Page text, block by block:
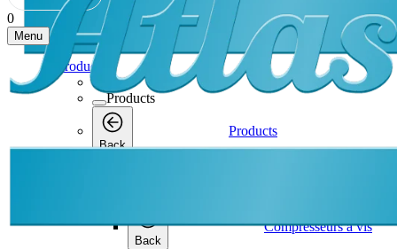
0
Menu
Products
Products
Back
Products
Back
Compresseurs à vis